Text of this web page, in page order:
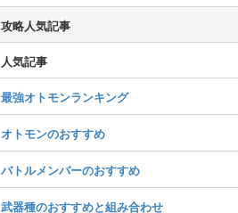
攻略人気記事
人気記事
最強オトモンランキング
オトモンのおすすめ
バトルメンバーのおすすめ
武器種のおすすめと組み合わせ